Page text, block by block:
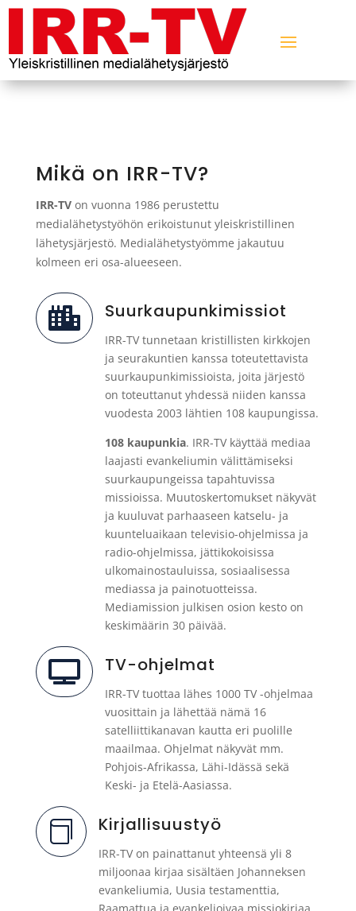
Mikä on IRR-TV?
IRR-TVon vuonna 1986 perustettu
medialähetystyöhön erikoistunut yleiskristillinen
lähetysjärjestö. Medialähetystyömme jakautuu
kolmeen eri osa-alueeseen.
 Suurkaupunkimissiot
IRR-TV tunnetaan kristillisten kirkkojen
ja seurakuntien kanssa toteutettavista
suurkaupunkimissioista, joita järjestö
on toteuttanut yhdessä niiden kanssa
vuodesta 2003 lähtien 108 kaupungissa.
108 kaupunkia. IRR-TV käyttää mediaa
laajasti evankeliumin välittämiseksi
suurkaupungeissa tapahtuvissa
missioissa. Muutoskertomukset näkyvät
ja kuuluvat parhaaseen katselu- ja
kuunteluaikaan televisio-ohjelmissa ja
radio-ohjelmissa, jättikokoisissa
ulkomainostauluissa, sosiaalisessa
mediassa ja painotuotteissa.
Mediamission julkisen osion kesto on
keskimäärin 30 päivää.
 TV-ohjelmat
IRR-TV tuottaa lähes 1000 TV -ohjelmaa
vuosittain ja lähettää nämä 16
satelliittikanavan kautta eri puolille
maailmaa. Ohjelmat näkyvät mm.
Pohjois-Afrikassa, Lähi-Idässä sekä
Keski- ja Etelä-Aasiassa.
 Kirjallisuustyö
IRR-TV on painattanut yhteensä yli 8
miljoonaa kirjaa sisältäen Johanneksen
evankeliumia, Uusia testamenttia,